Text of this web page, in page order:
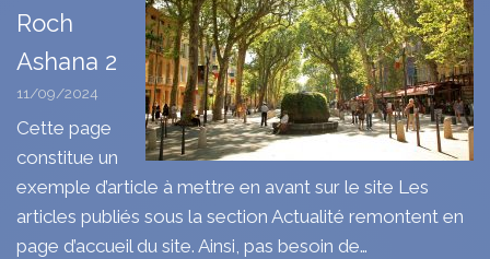
Roch
Ashana 2
11/09/2024
Cette page
constitue un
exemple d’article à mettre en avant sur le site Les
articles publiés sous la section Actualité remontent en
page d’accueil du site. Ainsi, pas besoin de…